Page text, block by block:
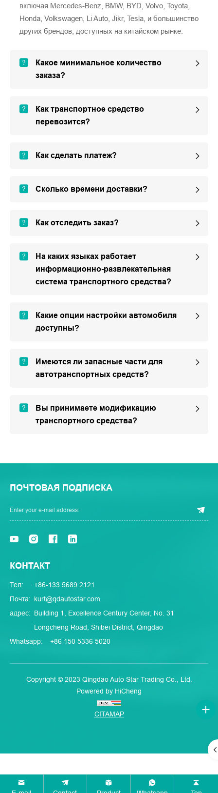
включая Mercedes-Benz, BMW, BYD, Volvo, Toyota,
Honda, Volkswagen, Li Auto, Jikr, Tesla, и большинство
других брендов, доступных на китайском рынке.
Какое минимальное количество
заказа?
Как транспортное средство
перевозится?
Как сделать платеж?
Сколько времени доставки?
Как отследить заказ?
На каких языках работает
информационно-развлекательная
система транспортного средства?
Какие опции настройки автомобиля
доступны?
Имеются ли запасные части для
автотранспортных средств?
Вы принимаете модификацию
транспортного средства?
ПОЧТОВАЯ ПОДПИСКА
КОНТАКТ
Тел:
+86-133 5689 2121
Почта: kurt@qdautostar.com
адрес: Building 1, Excellence Century Center, No. 31
Longcheng Road, Shibei District, Qingdao
Whatsapp:
+86 150 5336 5020
Copyright © 2023 Qingdao Auto Star Trading Co., Ltd.
Powered by HiCheng
CITAMAP